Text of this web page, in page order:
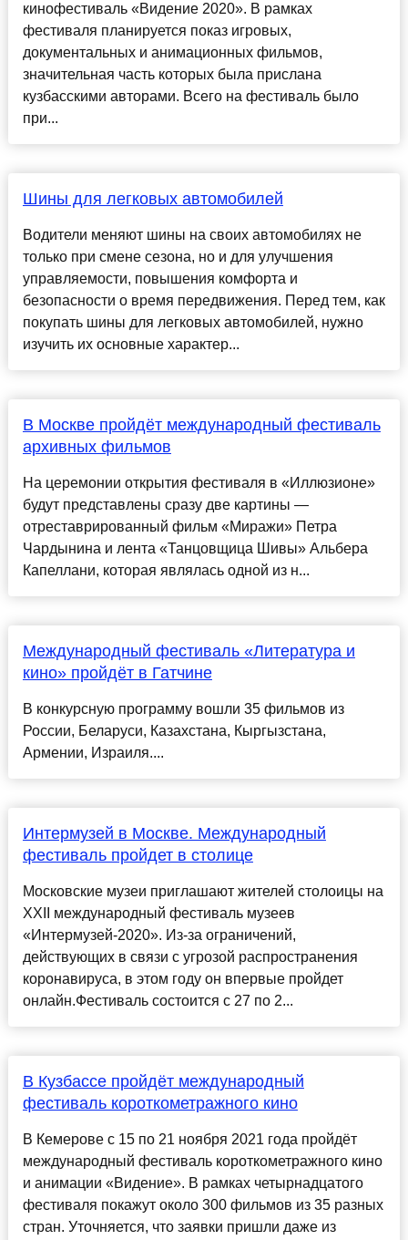
кинофестиваль «Видение 2020». В рамках
фестиваля планируется показ игровых,
документальных и анимационных фильмов,
значительная часть которых была прислана
кузбасскими авторами. Всего на фестиваль было
при...
Шины для легковых автомобилей
Водители меняют шины на своих автомобилях не
только при смене сезона, но и для улучшения
управляемости, повышения комфорта и
безопасности о время передвижения. Перед тем, как
покупать шины для легковых автомобилей, нужно
изучить их основные характер...
В Москве пройдёт международный фестиваль
архивных фильмов
На церемонии открытия фестиваля в «Иллюзионе»
будут представлены сразу две картины —
отреставрированный фильм «Миражи» Петра
Чардынина и лента «Танцовщица Шивы» Альбера
Капеллани, которая являлась одной из н...
Международный фестиваль «Литература и
кино» пройдёт в Гатчине
В конкурсную программу вошли 35 фильмов из
России, Беларуси, Казахстана, Кыргызстана,
Армении, Израиля....
Интермузей в Москве. Международный
фестиваль пройдет в столице
Московские музеи приглашают жителей столоицы на
XXII международный фестиваль музеев
«Интермузей-2020». Из-за ограничений,
действующих в связи с угрозой распространения
коронавируса, в этом году он впервые пройдет
онлайн.Фестиваль состоится с 27 по 2...
В Кузбассе пройдёт международный
фестиваль короткометражного кино
В Кемерове с 15 по 21 ноября 2021 года пройдёт
международный фестиваль короткометражного кино
и анимации «Видение». В рамках четырнадцатого
фестиваля покажут около 300 фильмов из 35 разных
стран. Уточняется, что заявки пришли даже из